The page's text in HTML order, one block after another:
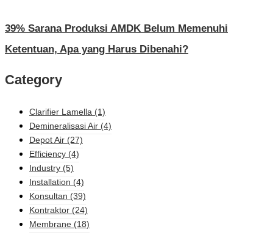
39% Sarana Produksi AMDK Belum Memenuhi
Ketentuan, Apa yang Harus Dibenahi?
Category
Clarifier Lamella (1)
Demineralisasi Air (4)
Depot Air (27)
Efficiency (4)
Industry (5)
Installation (4)
Konsultan (39)
Kontraktor (24)
Membrane (18)